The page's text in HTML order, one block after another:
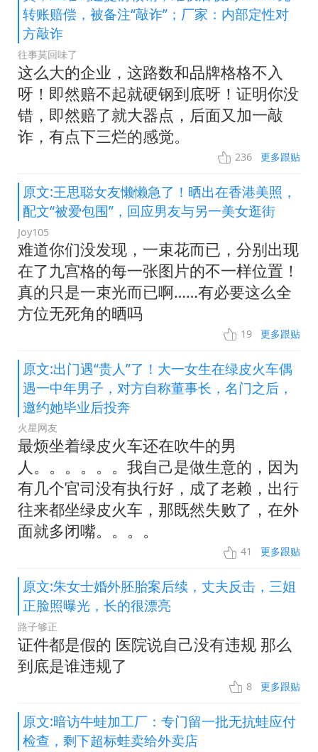
转账赔偿，被备注“敲诈”；厂家：内部定性对
方敲诈
往事莫回味了
这么大的企业，这路数和品牌格格不入
呀！即然赔不起就硬钢到底呀！证明你没
错，即然赔了就大器点，后面又加一敲
诈，有点下三烂的感觉。
236 更多跟贴
原文:王思聪女友懒懒急了！晒出在香港美照，
配文“被爱包围”，回应男友与另一美女逛街
Joy105
难道你们没发现，一束花而已，分别出现
在了九宫格的每一张图片的不一样位置！
真的只是一束光而已啊……有必要这么全
方位无死角的晒吗
19 更多跟贴
原文:出门遇“贵人”了！大一女生在绿皮火车偶
遇一中年男子，对方自称董事长，名门之后，
邀约她毕业后投奔
火星网友
最烦坐着绿皮火车还在吹牛的男
人。。。。。。我自己是做生意的，因为
有几个官司没有执行好，成了老赖，出行
往来都坐绿皮火车，那既然失败了，在外
面就多闭嘴。。。。
41 更多跟贴
原文:朱女士婚外胚胎案后续，丈夫反击，三姐
正脸照曝光，长的很漂亮
路子够正
证件都是假的 医院说自己没有违规 那么
到底是谁违规了
8 更多跟贴
原文:暗访牛蛙加工厂：专门留一批无抗蛙应付
检查，剩下超标蛙卖给外卖店